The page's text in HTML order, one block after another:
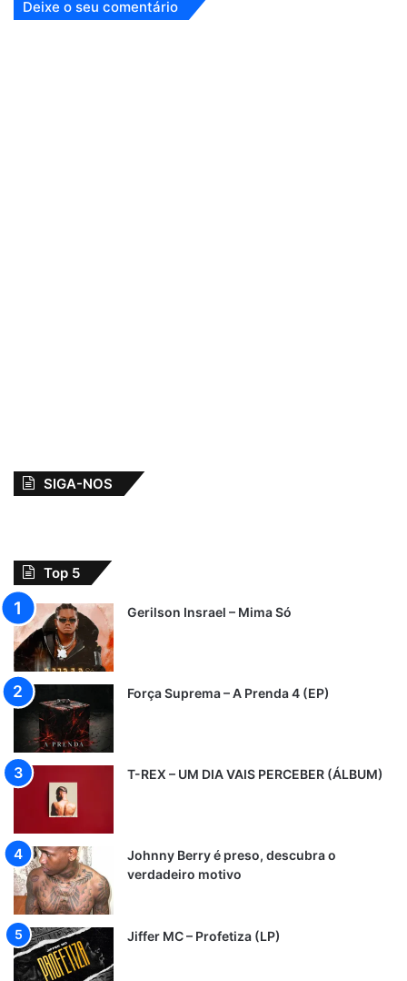
Deixe o seu comentário
SIGA-NOS
Top 5
Gerilson Insrael – Mima Só
Força Suprema – A Prenda 4 (EP)
T-REX – UM DIA VAIS PERCEBER (ÁLBUM)
Johnny Berry é preso, descubra o
verdadeiro motivo
Jiffer MC – Profetiza (LP)